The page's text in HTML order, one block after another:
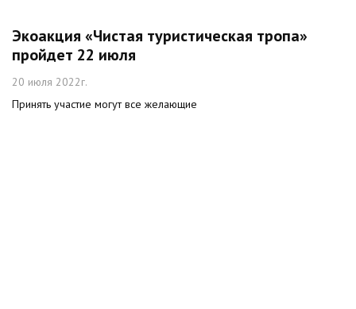
Экоакция «Чистая туристическая тропа»
пройдет 22 июля
20 июля 2022г.
Принять участие могут все желающие